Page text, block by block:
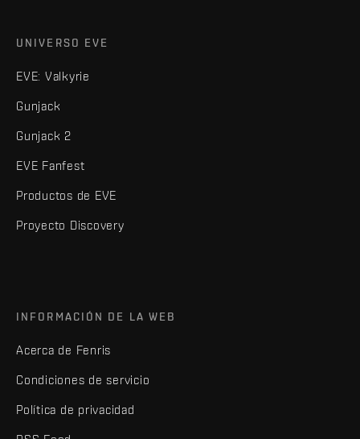
UNIVERSO EVE
EVE: Valkyrie
Gunjack
Gunjack 2
EVE Fanfest
Productos de EVE
Proyecto Discovery
INFORMACIÓN DE LA WEB
Acerca de Fenris
Condiciones de servicio
Política de privacidad